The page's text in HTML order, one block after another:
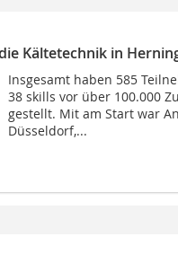
Kältetechnik in
Insgesamt haben 585
38 skills vor über 100.000
gestellt. Mit am Start war
Düsseldorf,...